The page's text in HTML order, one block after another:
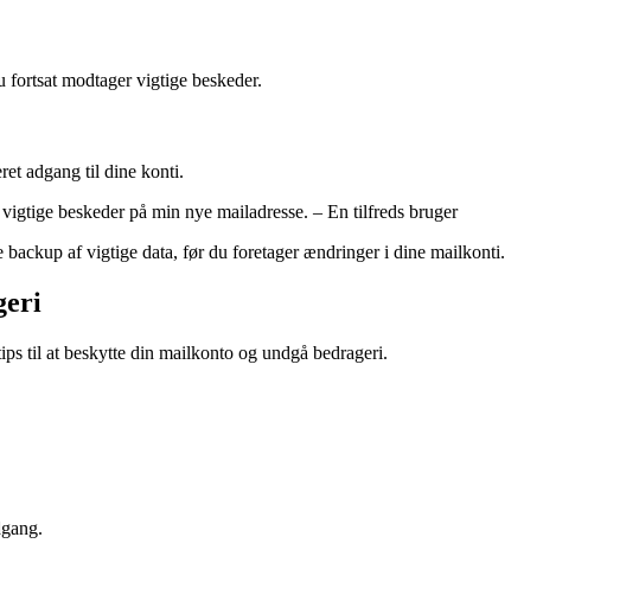
modtager vigtige beskeder.
adgang til dine konti.
beskeder på min nye mailadresse. – En tilfreds bruger
backup af vigtige data, før du foretager ændringer i dine mailkonti.
til at beskytte din mailkonto og undgå bedrageri.